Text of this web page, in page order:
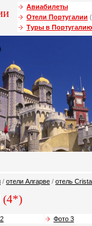
Авиабилеты
Отели Португалии
Туры в Португалию
/ отели Алгарве / отель
(4*)
Фото 3